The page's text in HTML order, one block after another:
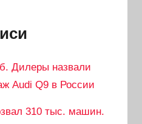
Дилеры назвали
Audi Q9 в России
310 тыс. машин.